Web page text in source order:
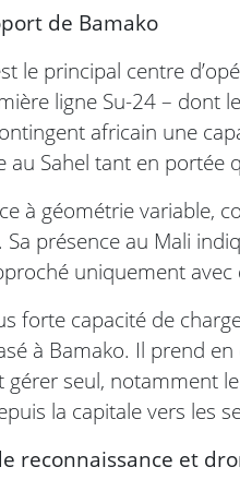
de Bamako
le principal centre
ligne Su-24 – dont
africain une
Sahel tant en portée
à géométrie variable,
présence au Mali
uniquement avec
forte capacité de
à Bamako. Il prend
seul, notamment
la capitale vers les
reconnaissance et